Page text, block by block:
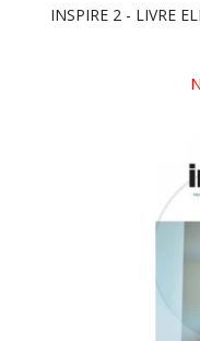
INSPIRE 2 - LIVRE